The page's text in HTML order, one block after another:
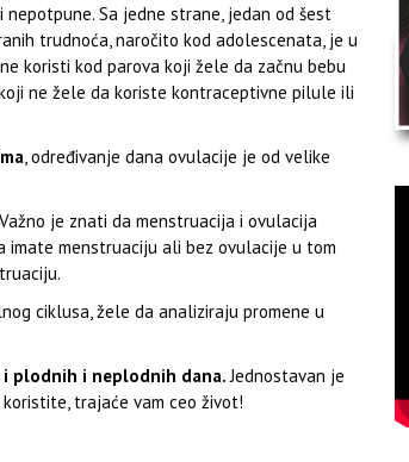
Sa jedne strane, jedan od šest
trudnoća, naročito kod adolescenata, je u
koristi kod parova koji žele da začnu bebu
ne žele da koriste kontraceptivne pilule ili
, određivanje dana ovulacije je od velike
je znati da menstruacija i ovulacija
imate menstruaciju ali bez ovulacije u tom
ciklusa, žele da analiziraju promene u
i plodnih i neplodnih dana.Jednostavan je
trajaće vam ceo život!